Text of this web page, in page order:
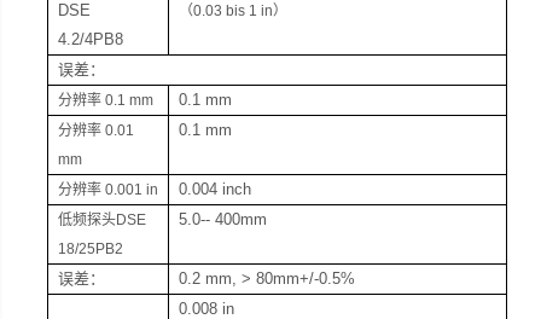
DSE
4.2/4PB8
（0.03 bis 1 in）
误差：
分辨率 0.1 mm 0.1 mm
分辨率 0.01
mm
0.1 mm
分辨率 0.001 in 0.004 inch
低频探头DSE
18/25PB2
5.0-- 400mm
误差：
0.2 mm, > 80mm+/-0.5%
0.008 in